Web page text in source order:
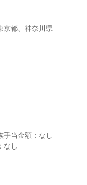
京都、神奈川県
手当金額：なし
なし